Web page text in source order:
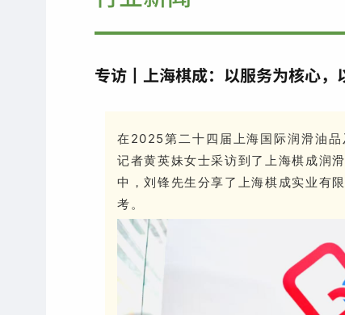
专访丨上海棋成：以服务为核心，
在 2025第二十四届上海国际润滑油
记者黄英妹女士采访到了上海棋成润
中，刘锋先生分享了上海棋成实业有
考。